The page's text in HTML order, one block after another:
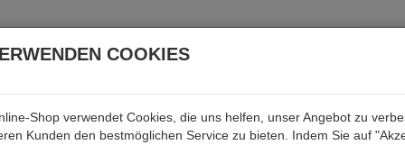
& Akkus Audio & Video Strom Tab &
COOKIES
Shop verwendet Cookies, die uns helfen, unser Angebot zu
Kunden den bestmöglichen Service zu bieten. Indem Sie auf